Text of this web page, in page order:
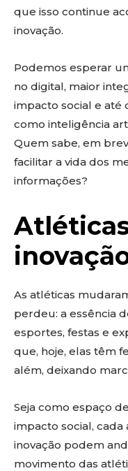
que isso continue
inovação.
Podemos esperar
no digital, maior
impacto social e até
como inteligência
Quem sabe, em
facilitar a vida dos
informações?
As atléticas
perdeu: a essência
esportes, festas e
que, hoje, elas têm
além, deixando
Seja como espaço
impacto social,
inovação podem
movimento das